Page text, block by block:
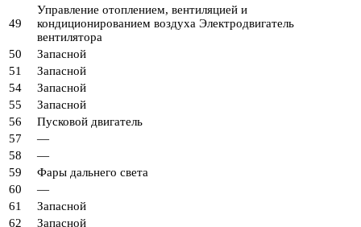
49
Управление отоплением, вентиляцией и
кондиционированием воздуха Электродвигатель
вентилятора
50
Запасной
51
Запасной
54
Запасной
55
Запасной
56
Пусковой двигатель
57
—
58
—
59
Фары дальнего света
60
—
61
Запасной
62
Запасной